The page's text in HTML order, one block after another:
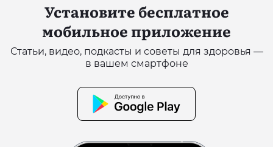
Установите бесплатное
мобильное приложение
Статьи, видео, подкасты и советы для здоровья —
в вашем смартфоне